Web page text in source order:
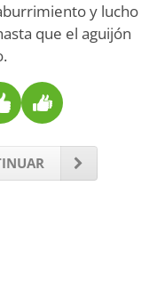
y lucho
que el aguijón